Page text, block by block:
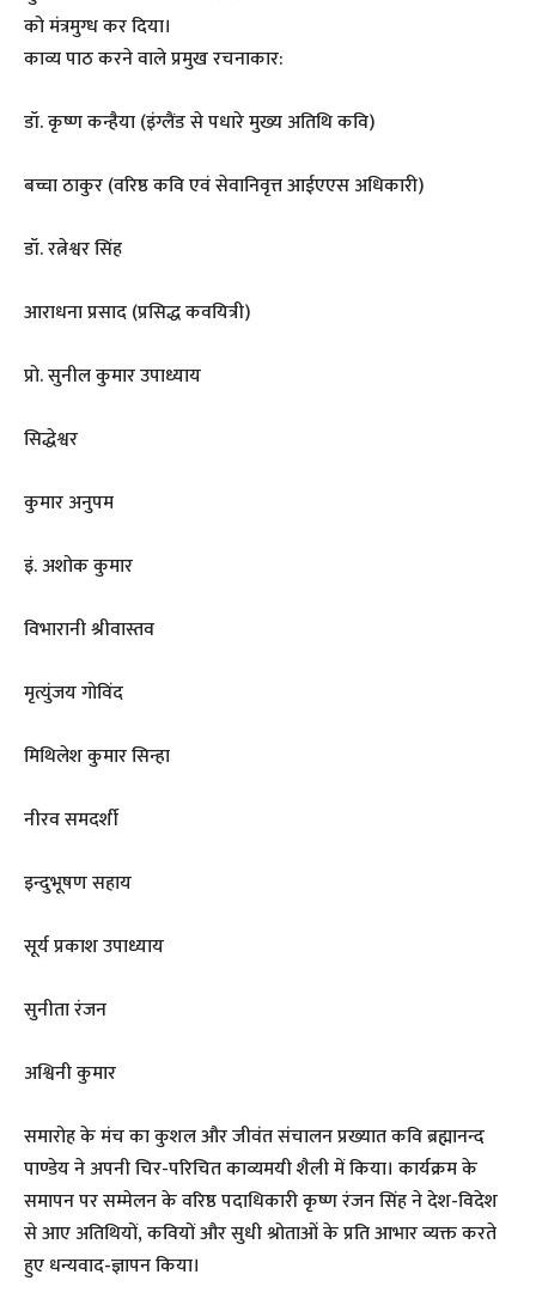
को मंत्रमुग्ध कर दिया।
काव्य पाठ करने वाले प्रमुख रचनाकार:
डॉ. कृष्ण कन्हैया (इंग्लैंड से पधारे मुख्य अतिथि कवि)
बच्चा ठाकुर (वरिष्ठ कवि एवं सेवानिवृत्त आईएएस अधिकारी)
डॉ. रत्नेश्वर सिंह
आराधना प्रसाद (प्रसिद्ध कवयित्री)
प्रो. सुनील कुमार उपाध्याय
सिद्धेश्वर
कुमार अनुपम
इं. अशोक कुमार
विभारानी श्रीवास्तव
मृत्युंजय गोविंद
मिथिलेश कुमार सिन्हा
नीरव समदर्शी
इन्दुभूषण सहाय
सूर्य प्रकाश उपाध्याय
सुनीता रंजन
अश्विनी कुमार
समारोह के मंच का कुशल और जीवंत संचालन प्रख्यात कवि ब्रह्मानन्द
पाण्डेय ने अपनी चिर-परिचित काव्यमयी शैली में किया। कार्यक्रम के
समापन पर सम्मेलन के वरिष्ठ पदाधिकारी कृष्ण रंजन सिंह ने देश-विदेश
से आए अतिथियों, कवियों और सुधी श्रोताओं के प्रति आभार व्यक्त करते
हुए धन्यवाद-ज्ञापन किया।